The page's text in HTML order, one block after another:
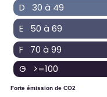
D 30 à 49
E 50 à 69
F 70 à 99
G >=100
Forte émission de CO2